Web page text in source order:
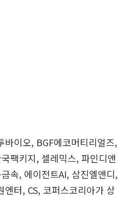
바이오, BGF에코머티리얼즈,
팩키지, 셀레믹스, 파인디앤
속, 에이전트AI, 삼진엘앤디,
터, CS, 코퍼스코리아가 상